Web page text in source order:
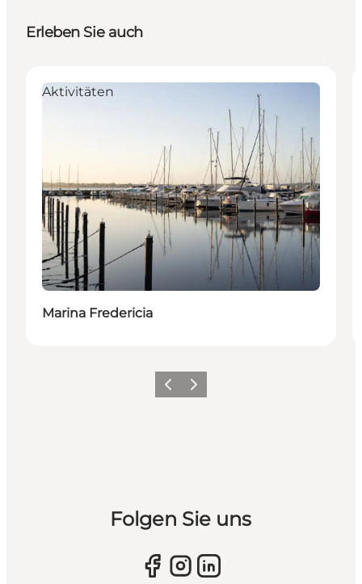
Erleben Sie auch
Aktivitäten
Marina Fredericia
Vorherige Folie
Nächste Folie
Folgen Sie uns